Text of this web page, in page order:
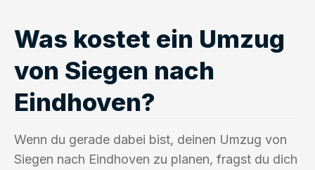
Was kostet ein Umzug
von Siegen nach
Eindhoven?
Wenn du gerade dabei bist, deinen Umzug von
Siegen nach Eindhoven zu planen, fragst du dich